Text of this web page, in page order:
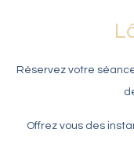
Réservez votre
Offrez vous des